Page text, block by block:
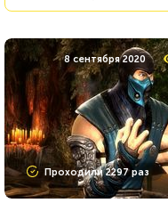
8 сентября 2020
Проходили 2297 раз